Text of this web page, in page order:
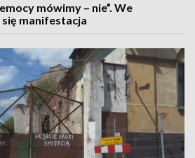
mówimy – nie”. We
manifestacja